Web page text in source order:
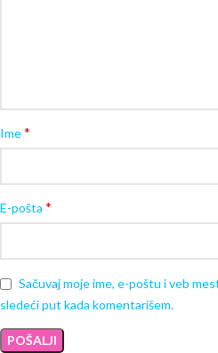
Ime*
E-pošta *
Sačuvaj moje ime, e-poštu i veb
sledeći put kada komentarišem.